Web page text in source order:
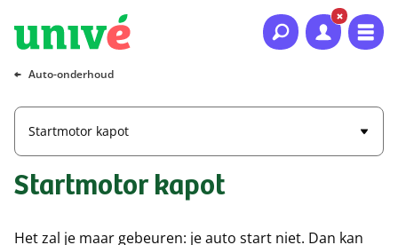
Naar hoofdinhoud
Naar hoofdnavigatie
Naar footer
Auto-onderhoud
Startmotor kapot
Startmotor kapot
Het zal je maar gebeuren: je auto start niet. Dan kan